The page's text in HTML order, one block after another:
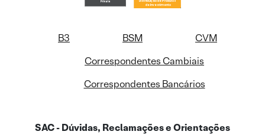
B3 BSM
CVM
Correspondentes Cambiais
Correspondentes Bancários
SAC - Dúvidas, Reclamações e Orientações